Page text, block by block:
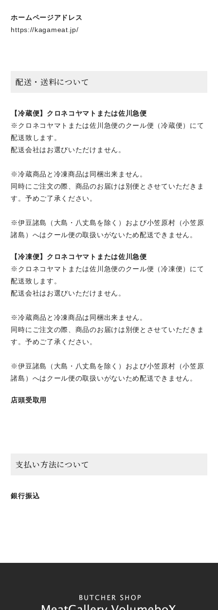
ホームページアドレス
https://kagameat.jp/
配送・送料について
【冷蔵便】クロネコヤマトまたは佐川急便
※クロネコヤマトまたは佐川急便のクール便（冷蔵便）にて
配送致します。
配送会社はお選びいただけません。
※冷蔵商品と冷凍商品は同梱出来ません。
同時にご注文の際、商品のお届けは別便とさせていただきま
す。予めご了承ください。
※伊豆諸島（大島・八丈島を除く）および小笠原村（小笠原
諸島）へはクール便の取扱いがないため配送できません。
【冷凍便】クロネコヤマトまたは佐川急便
※クロネコヤマトまたは佐川急便のクール便（冷凍便）にて
配送致します。
配送会社はお選びいただけません。
※冷蔵商品と冷凍商品は同梱出来ません。
同時にご注文の際、商品のお届けは別便とさせていただきま
す。予めご了承ください。
※伊豆諸島（大島・八丈島を除く）および小笠原村（小笠原
諸島）へはクール便の取扱いがないため配送できません。
店頭受取用
支払い方法について
銀行振込